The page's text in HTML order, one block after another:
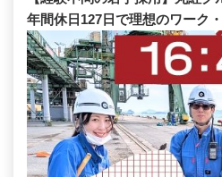
年間休日127日で理想のワーク